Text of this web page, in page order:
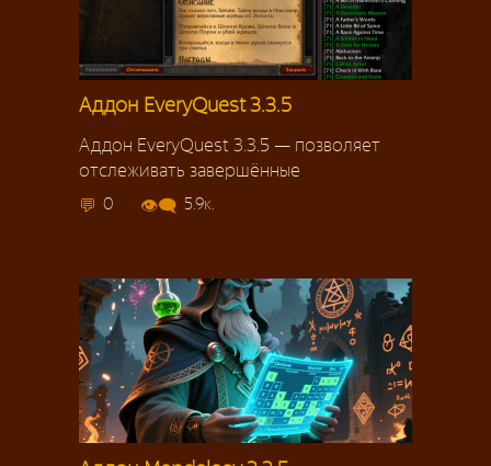
Аддон EveryQuest 3.3.5
Аддон EveryQuest 3.3.5 — позволяет
отслеживать завершённые
0 5.9к.